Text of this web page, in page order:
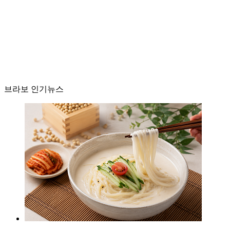
브라보 인기뉴스